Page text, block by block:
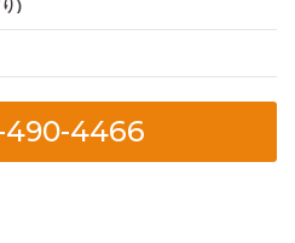
)
490-4466